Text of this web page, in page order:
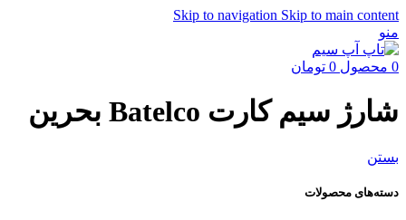
Skip to navigation Skip to main content
منو
0 محصول 0 تومان
شارژ سیم کارت Batelco بحرین
بستن
دسته‌های محصولات